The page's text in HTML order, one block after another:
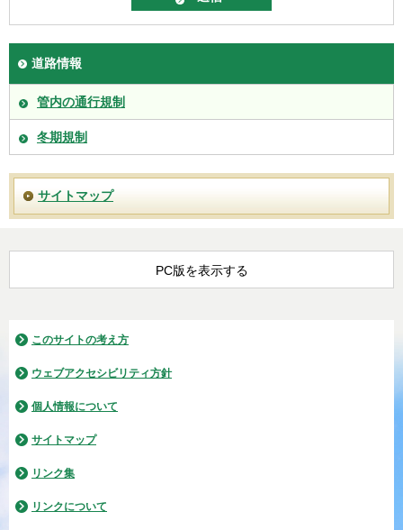
道路情報
管内の通行規制
冬期規制
サイトマップ
PC版を表示する
このサイトの考え方
ウェブアクセシビリティ方針
個人情報について
サイトマップ
リンク集
リンクについて